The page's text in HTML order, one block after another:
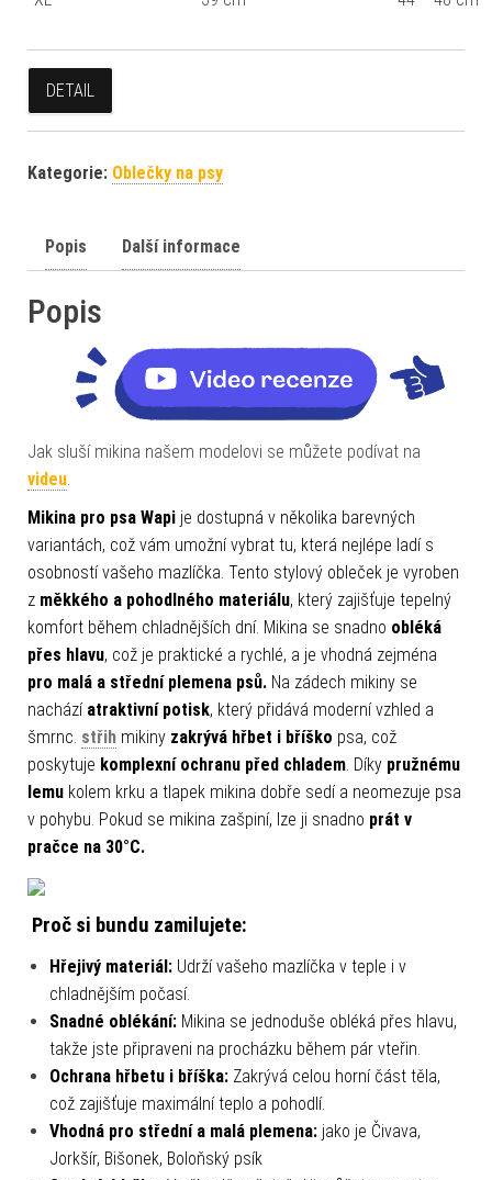
DETAIL
Kategorie: Oblečky na psy
Popis Další informace
Popis
Jak sluší mikina našem modelovi se můžete podívat na
videu.
Mikina pro psa Wapi je dostupná v několika barevných
variantách, což vám umožní vybrat tu, která nejlépe ladí s
osobností vašeho mazlíčka. Tento stylový obleček je vyroben
z měkkého a pohodlného materiálu, který zajišťuje tepelný
komfort během chladnějších dní. Mikina se snadno obléká
přes hlavu, což je praktické a rychlé, a je vhodná zejména
pro malá a střední plemena psů. Na zádech mikiny se
nachází atraktivní potisk, který přidává moderní vzhled a
šmrnc. střih mikiny zakrývá hřbet i bříško psa, což
poskytuje komplexní ochranu před chladem. Díky pružnému
lemu kolem krku a tlapek mikina dobře sedí a neomezuje psa
v pohybu. Pokud se mikina zašpiní, lze ji snadno prát v
pračce na 30°C.
Proč si bundu zamilujete:
Hřejivý materiál: Udrží vašeho mazlíčka v teple i v
chladnějším počasí.
Snadné oblékání: Mikina se jednoduše obléká přes hlavu,
takže jste připraveni na procházku během pár vteřin.
Ochrana hřbetu i bříška: Zakrývá celou horní část těla,
což zajišťuje maximální teplo a pohodlí.
Vhodná pro střední a malá plemena: jako je Čivava,
Jorkšír, Bišonek, Boloňský psík